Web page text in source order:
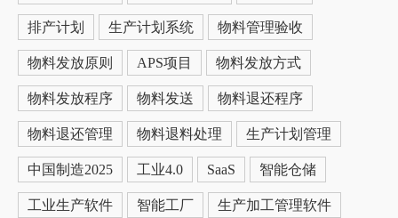
排产计划 生产计划系统 物料管理验收
物料发放原则 APS项目 物料发放方式
物料发放程序 物料发送 物料退还程序
物料退还管理 物料退料处理 生产计划管理
中国制造2025 工业4.0 SaaS 智能仓储
工业生产软件 智能工厂 生产加工管理软件